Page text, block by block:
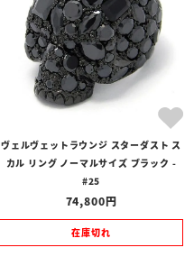
在庫なしを含む
ヴェルヴェットラウンジ スターダスト ス
カル リング ノーマルサイズ ブラック -
#25
74,800
在庫切れ